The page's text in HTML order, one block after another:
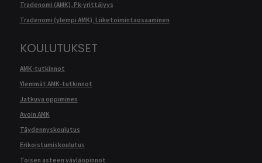
Tradenomi (AMK), Pk-yrittäjyys
Tradenomi (ylempi AMK), Liiketoimintaosaaminen
KOULUTUKSET
AMK-tutkinnot
Ylemmät AMK-tutkinnot
Jatkuva oppiminen
Avoin AMK
Täydennyskoulutus
Erikoistumiskoulutus
Toisen asteen väyläopinnot